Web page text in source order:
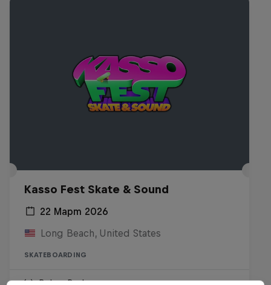
Kasso Fest Skate & Sound
22 Март 2026
Long Beach, United States
SKATEBOARDING
Виж на Replay